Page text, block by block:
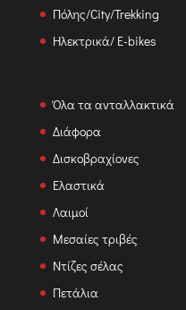
Πόλης/City/Trekking
Ηλεκτρικά/ E-bikes
Όλα τα ανταλλακτικά
Διάφορα
Δισκοβραχίονες
Ελαστικά
Λαιμοί
Μεσαίες τριβές
Ντίζες σέλας
Πετάλια